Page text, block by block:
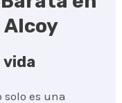
vida
solo es una